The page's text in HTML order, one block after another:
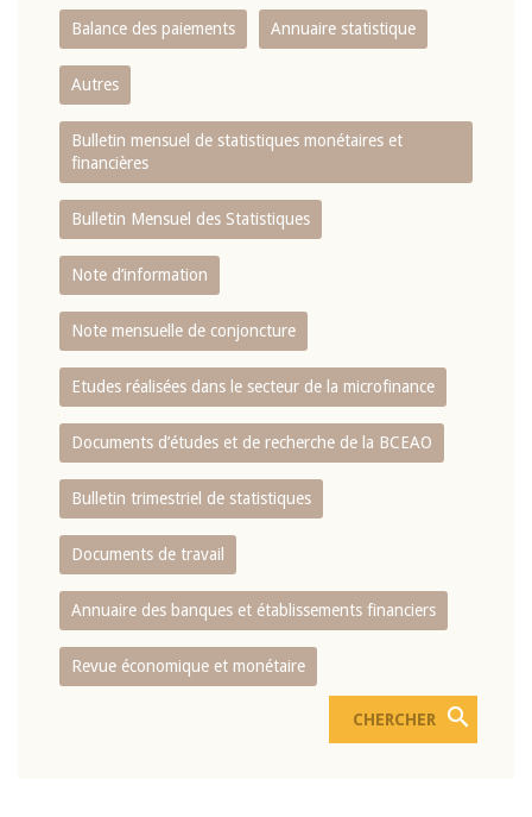
Balance des paiements Annuaire statistique
Autres
Bulletin mensuel de statistiques monétaires et
financières
Bulletin Mensuel des Statistiques
Note d’information
Note mensuelle de conjoncture
Etudes réalisées dans le secteur de la microfinance
Documents d’études et de recherche de la BCEAO
Bulletin trimestriel de statistiques
Documents de travail
Annuaire des banques et établissements financiers
Revue économique et monétaire